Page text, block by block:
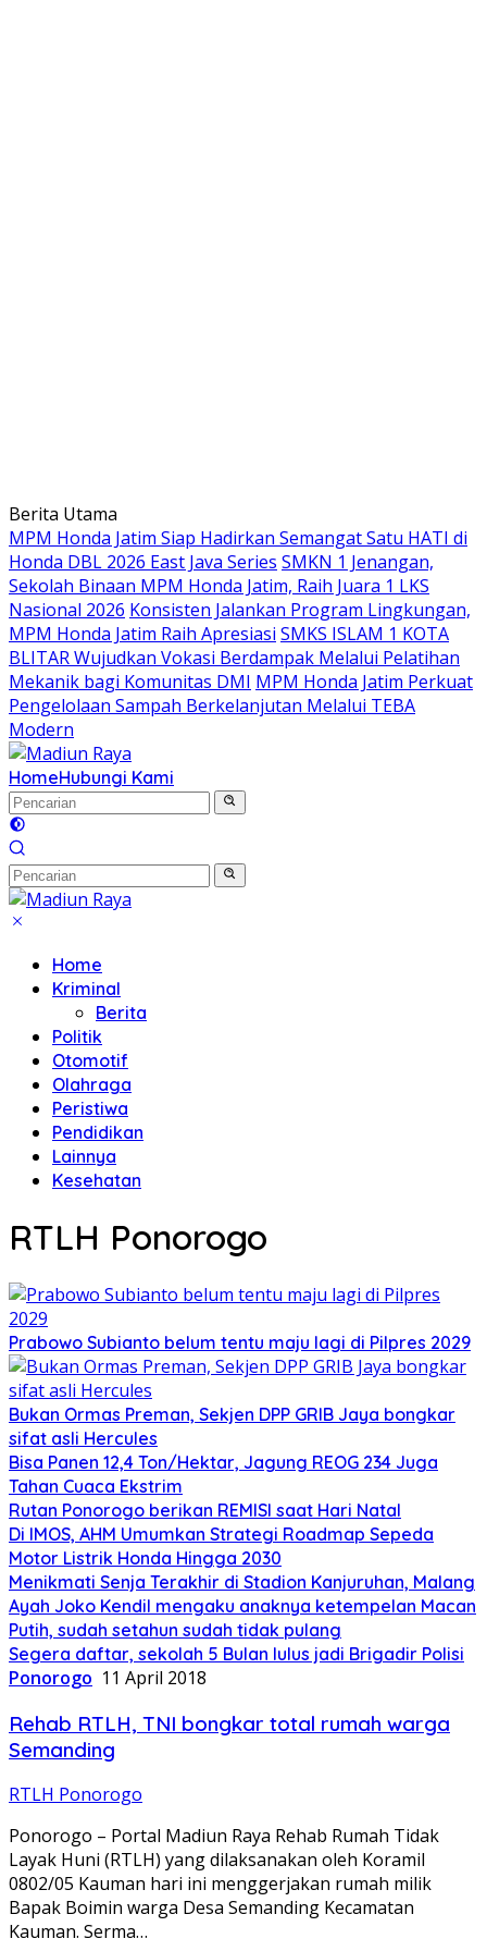
Langsung
ke
konten
Berita Utama
MPM Honda Jatim Siap Hadirkan Semangat Satu HATI di
Honda DBL 2026 East Java Series SMKN 1 Jenangan,
Sekolah Binaan MPM Honda Jatim, Raih Juara 1 LKS
Nasional 2026 Konsisten Jalankan Program Lingkungan,
MPM Honda Jatim Raih Apresiasi SMKS ISLAM 1 KOTA
BLITAR Wujudkan Vokasi Berdampak Melalui Pelatihan
Mekanik bagi Komunitas DMI MPM Honda Jatim Perkuat
Pengelolaan Sampah Berkelanjutan Melalui TEBA
Modern
HomeHubungi Kami
Home
Kriminal
Berita
Politik
Otomotif
Olahraga
Peristiwa
Pendidikan
Lainnya
Kesehatan
RTLH Ponorogo
Prabowo Subianto belum tentu maju lagi di Pilpres 2029
Bukan Ormas Preman, Sekjen DPP GRIB Jaya bongkar
sifat asli Hercules
Bisa Panen 12,4 Ton/Hektar, Jagung REOG 234 Juga
Tahan Cuaca Ekstrim
Rutan Ponorogo berikan REMISI saat Hari Natal
Di IMOS, AHM Umumkan Strategi Roadmap Sepeda
Motor Listrik Honda Hingga 2030
Menikmati Senja Terakhir di Stadion Kanjuruhan, Malang
Ayah Joko Kendil mengaku anaknya ketempelan Macan
Putih, sudah setahun sudah tidak pulang
Segera daftar, sekolah 5 Bulan lulus jadi Brigadir Polisi
Ponorogo 11 April 2018
Rehab RTLH, TNI bongkar total rumah warga
Semanding
RTLH Ponorogo
Ponorogo – Portal Madiun Raya Rehab Rumah Tidak
Layak Huni (RTLH) yang dilaksanakan oleh Koramil
0802/05 Kauman hari ini menggerjakan rumah milik
Bapak Boimin warga Desa Semanding Kecamatan
Kauman. Serma…